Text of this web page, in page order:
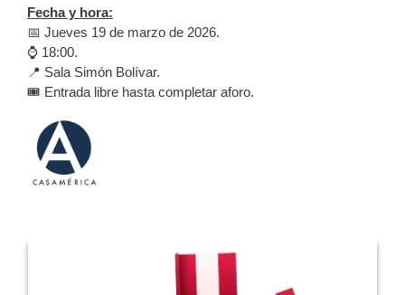
Fecha y hora:
📅 Jueves 19 de marzo de 2026.
⌚️ 18:00.
📍 Sala Simón Bolívar.
🎟️ Entrada libre hasta completar aforo.